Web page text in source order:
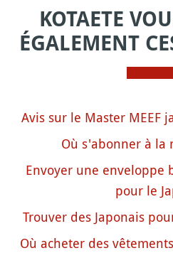
KOTAETE
ÉGALEMENT
Avis sur le Master MEEF
Où s'abonner à la
Envoyer une
pour le
Trouver des Japonais
Où acheter des